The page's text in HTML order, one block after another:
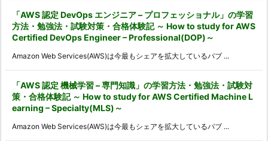
「AWS 認定 DevOps エンジニア – プロフェッショナル」の学習
方法・勉強法・試験対策・合格体験記 ～ How to study for AWS
Certified DevOps Engineer – Professional(DOP)～
Amazon Web Services(AWS)は今最もシェアを拡大しているパブ ...
「AWS 認定 機械学習 – 専門知識」の学習方法・勉強法・試験対
策・合格体験記 ～ How to study for AWS Certified Machine L
earning – Specialty(MLS)～
Amazon Web Services(AWS)は今最もシェアを拡大しているパブ ...